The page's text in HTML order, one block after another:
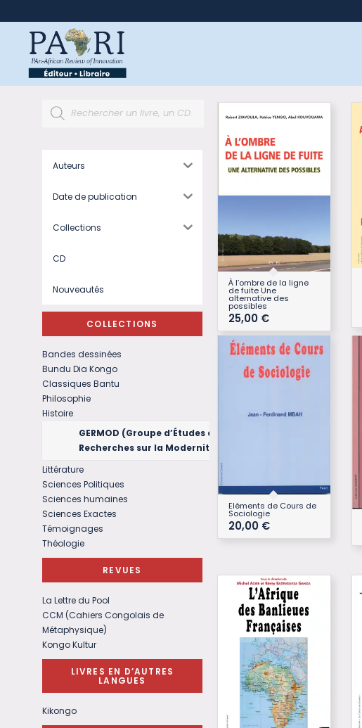
À l’ombre de la ligne
de fuite Une
alternative des
possibles
25,00 €
Eléments de Cours de
Sociologie
20,00 €
Auteurs
Date de publication
Collections
CD
Nouveautés
COLLECTIONS
Bandes dessinées
Bundu Dia Kongo
Classiques Bantu
Philosophie
Histoire
GERMOD (Groupe d’Études et de
Recherches sur la Modernité)
Littérature
Sciences Politiques
Sciences humaines
Sciences Exactes
Témoignages
Théologie
REVUES
La Lettre du Pool
CCM (Cahiers Congolais de
Métaphysique)
Kongo Kultur
LIVRES EN D’AUTRES
LANGUES
Kikongo